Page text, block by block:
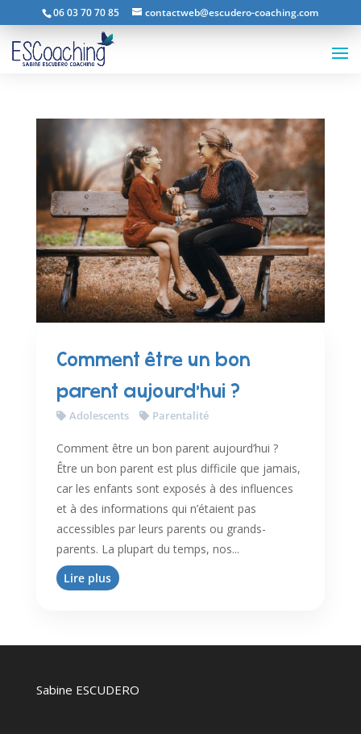
06 03 70 70 85 contactweb@escudero-coaching.com
Comment être un bon
parent aujourd’hui ?
Adolescents Parentalité
Comment être un bon parent aujourd’hui ?
Être un bon parent est plus difficile que jamais,
car les enfants sont exposés à des influences
et à des informations qui n’étaient pas
accessibles par leurs parents ou grands-
parents. La plupart du temps, nos...
Lire plus
Sabine ESCUDERO